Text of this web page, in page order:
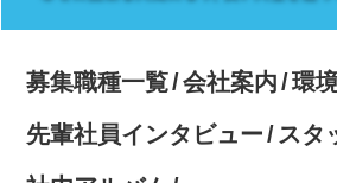
募集職種一覧 会社案内
環
先輩社員インタビュー
スタ